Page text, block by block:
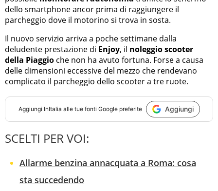
dello smartphone ancor prima di raggiungere il
parcheggio dove il motorino si trova in sosta.
Il nuovo servizio arriva a poche settimane dalla
deludente prestazione di Enjoy, il noleggio scooter
della Piaggio che non ha avuto fortuna. Forse a causa
delle dimensioni eccessive del mezzo che rendevano
complicato il parcheggio dello scooter a tre ruote.
Aggiungi InItalia alle tue fonti Google preferite Aggiungi
SCELTI PER VOI:
Allarme benzina annacquata a Roma: cosa
sta succedendo